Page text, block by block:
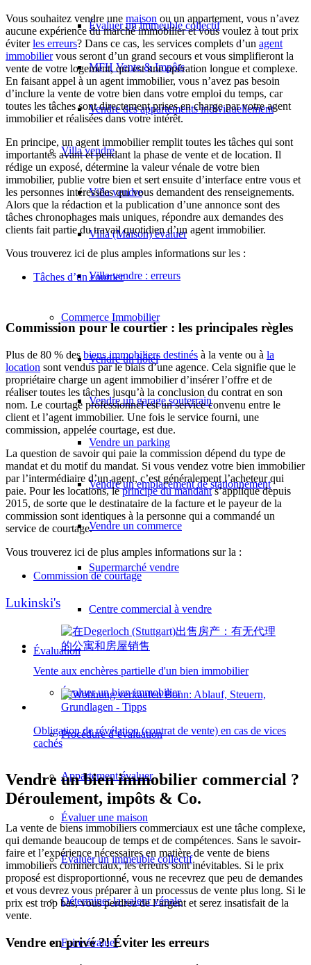
Évaluer un immeuble collectif
MFH Vente & Impôts
Vendre des appartements individuellement
Villavendre
Villa vendre
Villa (Maison) évaluer
Villa vendre : erreurs
Commerce Immobilier
Vendre un hôtel
Vendre un garage souterrain
Vendre un parking
Vendre un emplacement de stationnement
Vendre un commerce
Supermarché vendre
Centre commercial à vendre
Évaluation
Évaluer un bien immobilier
Procédure d’évaluation
Appartement évaluer
Évaluer une maison
Évaluer un immeuble collectif
Déterminer la valeur vénale
Faire évaluer
Vous souhaitez vendre une maison ou un appartement, vous n’avez
aucune expérience du marché immobilier et vous voulez à tout prix
éviterles erreurs? Dans ce cas, les services complets d’un agent
immobiliervous seront d’un grand secours et vous simplifieront la
vente de votre logement, qui est une opération longue et complexe.
En faisant appel à un agent immobilier, vous n’avez pas besoin
d’inclure la vente de votre bien dans votre emploi du temps, car
toutes les tâches sont directement prises en charge par votre agent
immobilier et réalisées dans votre intérêt.
En principe, un agent immobilier remplit toutes les tâches qui sont
importantes avant et pendant la phase de vente et de location. Il
rédige un exposé, détermine la valeur vénale de votre bien
immobilier, publie votre bien et sert ensuite d’interface entre vous et
les personnes intéressées qui vous demandent des renseignements.
Alors que la rédaction et la publication d’une annonce sont des
tâches chronophages mais uniques, répondre aux demandes des
clients fait partie du travail quotidien d’un agent immobilier.
Vous trouverez ici de plus amples informations sur les :
Tâches d’un courtier
Commission pour le courtier : les principales règles
Plus de 80 % des biens immobiliers destinés à la vente ou à la
location sont vendus par le biais d’une agence. Cela signifie que le
propriétaire charge un agent immobilier d’insérer l’offre et de
réaliser toutes les tâches jusqu’à la conclusion du contrat en son
nom. Le courtage professionnel est un service convenu entre le
client et l’agent immobilier. Une fois le service fourni, une
commission, appelée courtage, est due.
La question de savoir qui paie la commission dépend du type de
mandat et du motif du mandat. Si vous vendez votre bien immobilier
par l’intermédiaire d’un agent, c’est généralement l’acheteur qui
paie. Pour les locations, leprincipe du mandants’applique depuis
2015, de sorte que le destinataire de la facture et le payeur de la
commission sont identiques à la personne qui a commandé un
service de courtage.
Vous trouverez ici de plus amples informations sur la :
Commission de courtage
Lukinski's
Vente aux enchères partielle d'un bien immobilier
Obligation de révélation (contrat de vente) en cas de vices
cachés
Vendre un bien immobilier commercial ?
Déroulement, impôts & Co.
La vente de biens immobiliers commerciaux est une tâche complexe,
qui demande beaucoup de temps et de compétences. Sans le savoir-
faire et l’expérience nécessaires en matière de vente de biens
immobiliers commerciaux, les erreurs sont inévitables. Si le prix
proposé est disproportionné, vous ne recevrez que peu de demandes
et vous devrez vous préparer à un processus de vente plus long. Si le
prix est trop bas, vous perdrez de l’argent et serez insatisfait de la
vente.
Vendre en privé ?! Éviter les erreurs